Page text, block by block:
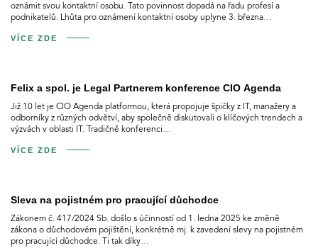
oznámit svou kontaktní osobu. Tato povinnost dopadá na řadu profesí a
podnikatelů. Lhůta pro oznámení kontaktní osoby uplyne 3. března…
VÍCE ZDE
Felix a spol. je Legal Partnerem konference CIO Agenda
Již 10 let je CIO Agenda platformou, která propojuje špičky z IT, manažery a
odborníky z různých odvětví, aby společně diskutovali o klíčových trendech a
výzvách v oblasti IT. Tradičně konferenci…
VÍCE ZDE
Sleva na pojistném pro pracující důchodce
Zákonem č. 417/2024 Sb. došlo s účinností od 1. ledna 2025 ke změně
zákona o důchodovém pojištění, konkrétně mj. k zavedení slevy na pojistném
pro pracující důchodce. Ti tak díky…